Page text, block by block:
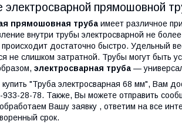
электросварной прямошовной
прямошовная труба имеет различное
внутри трубы электросварной не
достаточно быстро. Удельный
не слишком затратной. Трубы могут быть
электросварная труба —
"Труба электросварная 68 мм", Вам
28-78. Также, Вы можете отправить
Вашу заявку , ответим на все
срок.